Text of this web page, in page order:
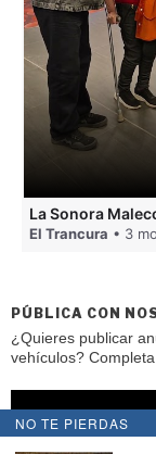
El Trancura • 3
PÚBLICA CON
¿Quieres publicar
vehículos?
ENVIAR
NO TE PIERDAS